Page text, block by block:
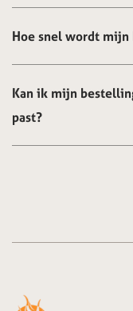
Hoe snel wordt
Kan ik mijn
past?